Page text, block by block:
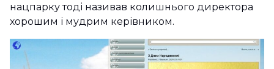
нацпарку тоді називав колишнього директора
хорошим і мудрим керівником.